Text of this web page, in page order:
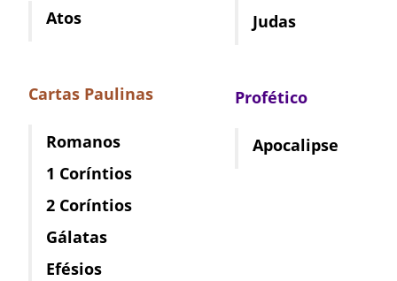
Atos
Cartas Paulinas
Romanos
1 Coríntios
2 Coríntios
Gálatas
Efésios
Judas
Profético
Apocalipse